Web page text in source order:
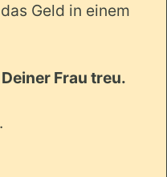
Geld in einem
Frau treu.